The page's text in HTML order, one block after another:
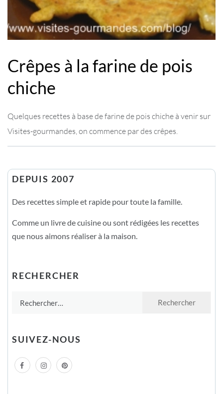
Crêpes à la farine de pois
chiche
Quelques recettes à base de farine de pois chiche à venir sur
Visites-gourmandes, on commence par des crêpes.
DEPUIS 2007
Des recettes simple et rapide pour toute la famille.
Comme un livre de cuisine ou sont rédigées les recettes
que nous aimons réaliser à la maison.
RECHERCHER
SUIVEZ-NOUS